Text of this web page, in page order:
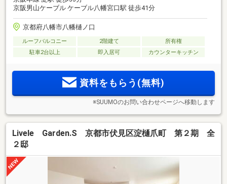
京阪男山ケーブル ケーブル八幡宮口駅 徒歩41分
京都府八幡市八幡樋ノ口
ルーフバルコニー 2階建て
所有権
駐車2台以上
即入居可 カウンターキッチン
資料をもらう(無料)
※SUUMOのお問い合わせページへ移動します
Livele Garden.S 京都市伏見区淀樋爪町 第２期 全
２邸